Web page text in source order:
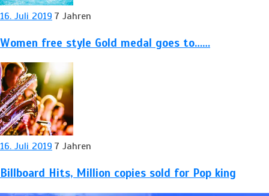
16. Juli 2019 7 Jahren
Women free style Gold medal goes to……
16. Juli 2019 7 Jahren
Billboard Hits, Million copies sold for Pop king